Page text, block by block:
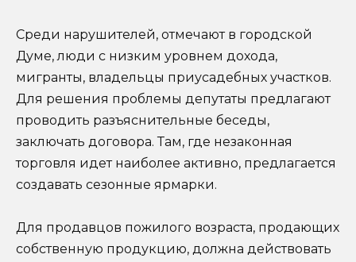
Среди нарушителей, отмечают в городской
Думе, люди с низким уровнем дохода,
мигранты, владельцы приусадебных участков.
Для решения проблемы депутаты предлагают
проводить разъяснительные беседы,
заключать договора. Там, где незаконная
торговля идет наиболее активно, предлагается
создавать сезонные ярмарки.
Для продавцов пожилого возраста, продающих
собственную продукцию, должна действовать